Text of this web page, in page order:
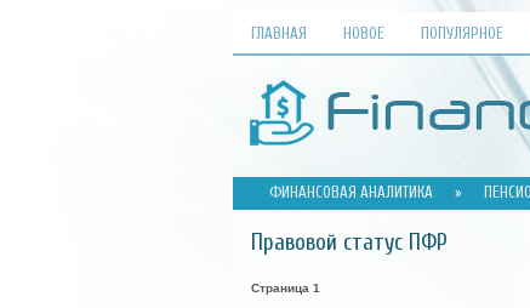
ГЛАВНАЯ НОВОЕ ПОПУЛЯРНОЕ
ФИНАНСОВАЯ АНАЛИТИКА »
Правовой статус ПФР
Страница 1